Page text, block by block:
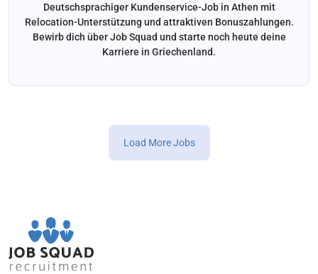
Deutschsprachiger Kundenservice-Job in Athen mit
Relocation-Unterstützung und attraktiven Bonuszahlungen.
Bewirb dich über Job Squad und starte noch heute deine
Karriere in Griechenland.
Load More Jobs